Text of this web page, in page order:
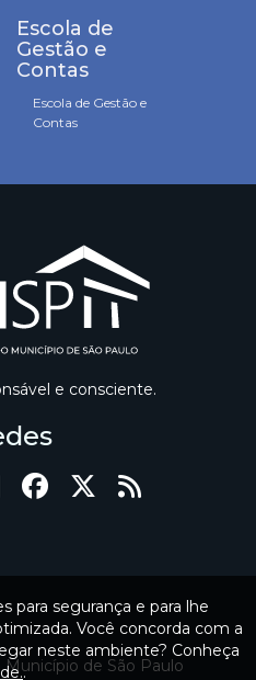
para segurança e para lhe
Você concorda com a
neste ambiente? Conheça
.
Escola de
Gestão e
Contas
Escola de Gestão e
Contas
e consciente.
de São Paulo